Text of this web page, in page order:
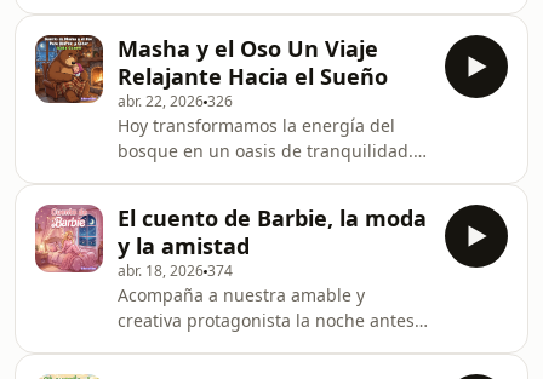
Pónganse cómodos, respiren
profundo, y escu
relajación a través de una narrativa
suave y emotiva. Sin sonidos
estridentes, perfecto para la
transición al sueño profundo. ✨ Lee el
cuento completo y mira las mágicas
ilustraciones en nuestro blog:
https://educatiles.com/barbie-
escuela-de-princesas-cuento-i
Masha y el Oso Un Viaje
Relajante Hacia el Sueño
abr. 22, 2026326
Hoy transformamos la energía del
bosque en un oasis de tranquilidad.
profunda junto a la chimenea. Este
episodio está especialmente diseñado
sin sonidos bruscos, usando
frecuencias de voz y ritmos narrativos
que relajan el sistema nervioso de los
más pequeños. Ideal para escuchar
El cuento de Barbie, la moda
y la amistad
abr. 18, 2026374
Acompaña a nuestra amable y
creativa protagonista la noche antes